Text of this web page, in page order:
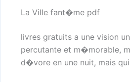
La Ville fant�me pdf
livres gratuits a une vision
percutante et m�morable,
d�vore en une nuit, mais